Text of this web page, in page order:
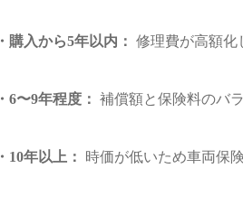
・購入から5年以内： 修理費が高額化
・6〜9年程度： 補償額と保険料のバ
・10年以上： 時価が低いため車両保